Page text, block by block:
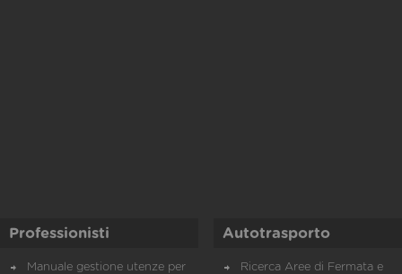
Professionisti
Manuale gestione utenze per
Autotrasporto
Ricerca Aree di Fermata e